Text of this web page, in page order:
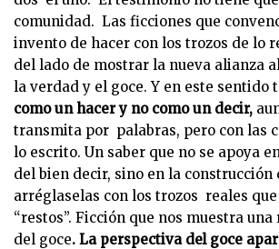
comunidad. Las ficciones que
invento de hacer con los trozos de lo
del lado de mostrar la nueva alianza
la verdad y el goce. Y en este sentido
como un hacer y no como un decir,
transmita por palabras, pero con las
lo escrito. Un saber que no se apoya
del bien decir, sino en la construcción
arréglaselas con los trozos reales
“restos”. Ficción que nos muestra
del goce. La perspectiva del goce